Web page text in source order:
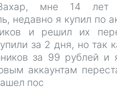
мне 14
недавно я купил по
и решил их
за 2 дня, но так
за 99 рублей и
аккаунтам
пос